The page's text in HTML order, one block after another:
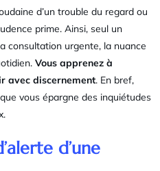
d’un trouble du regard ou
prime. Ainsi, seul un
consultation urgente, la nuance
Vous apprenez à
avec discernement. En bref,
vous épargne des inquiétudes
d’une